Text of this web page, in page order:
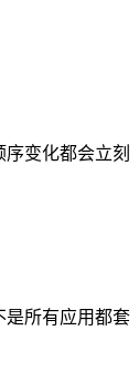
变化都会立刻
是所有应用都套